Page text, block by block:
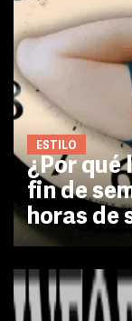
ESTILO
¿Por qué
fin de
horas de